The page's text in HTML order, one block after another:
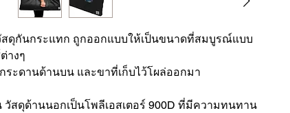
สดุกันกระแทก ถูกออกแบบให้เป็นขนาดที่สมบูรณ์แบบ
างๆ
ระดานด้านบน และขาที่เก็บไว้โผล่ออกมา
วัสดุด้านนอกเป็นโพลีเอสเตอร์ 900D ที่มีความทนทาน